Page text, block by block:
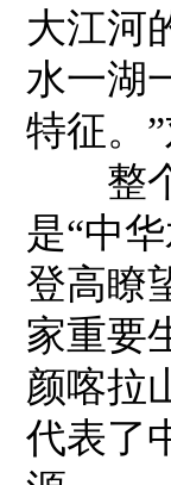
大江河
水一湖
特征。”
整个
是“中
登高瞭
家重要
颜喀拉
代表了